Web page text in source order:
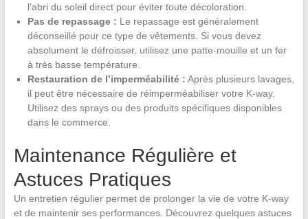
l’abri du soleil direct pour éviter toute décoloration.
Pas de repassage : Le repassage est généralement
déconseillé pour ce type de vêtements. Si vous devez
absolument le défroisser, utilisez une patte-mouille et un fer
à très basse température.
Restauration de l’imperméabilité : Après plusieurs lavages,
il peut être nécessaire de réimperméabiliser votre K-way.
Utilisez des sprays ou des produits spécifiques disponibles
dans le commerce.
Maintenance Régulière et
Astuces Pratiques
Un entretien régulier permet de prolonger la vie de votre K-way
et de maintenir ses performances. Découvrez quelques astuces